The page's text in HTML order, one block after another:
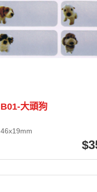
B01-大頭狗
46x19mm